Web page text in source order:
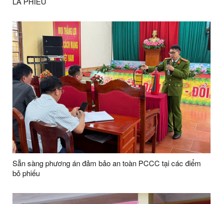
Sẵn sàng phương án đảm bảo an toàn PCCC tại các điểm
bỏ phiếu